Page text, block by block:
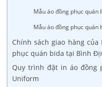
Mẫu áo đồng phục quán
Mẫu áo đồng phục quán
Chính sách giao hàng
phục quán bida tại Bình
Quy trình đặt in áo đồng
Uniform